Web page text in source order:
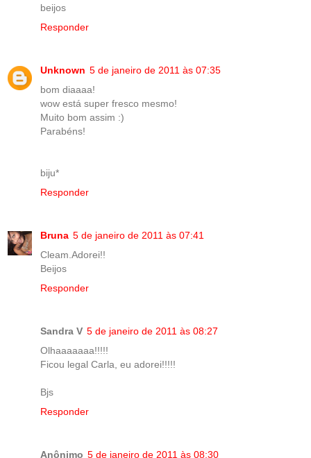
beijos
Responder
Unknown 5 de janeiro de 2011 às 07:35
bom diaaaa!
wow está super fresco mesmo!
Muito bom assim :)
Parabéns!
biju*
Responder
Bruna 5 de janeiro de 2011 às 07:41
Cleam.Adorei!!
Beijos
Responder
Sandra V 5 de janeiro de 2011 às 08:27
Olhaaaaaaa!!!!!
Ficou legal Carla, eu adorei!!!!!
Bjs
Responder
Anônimo 5 de janeiro de 2011 às 08:30